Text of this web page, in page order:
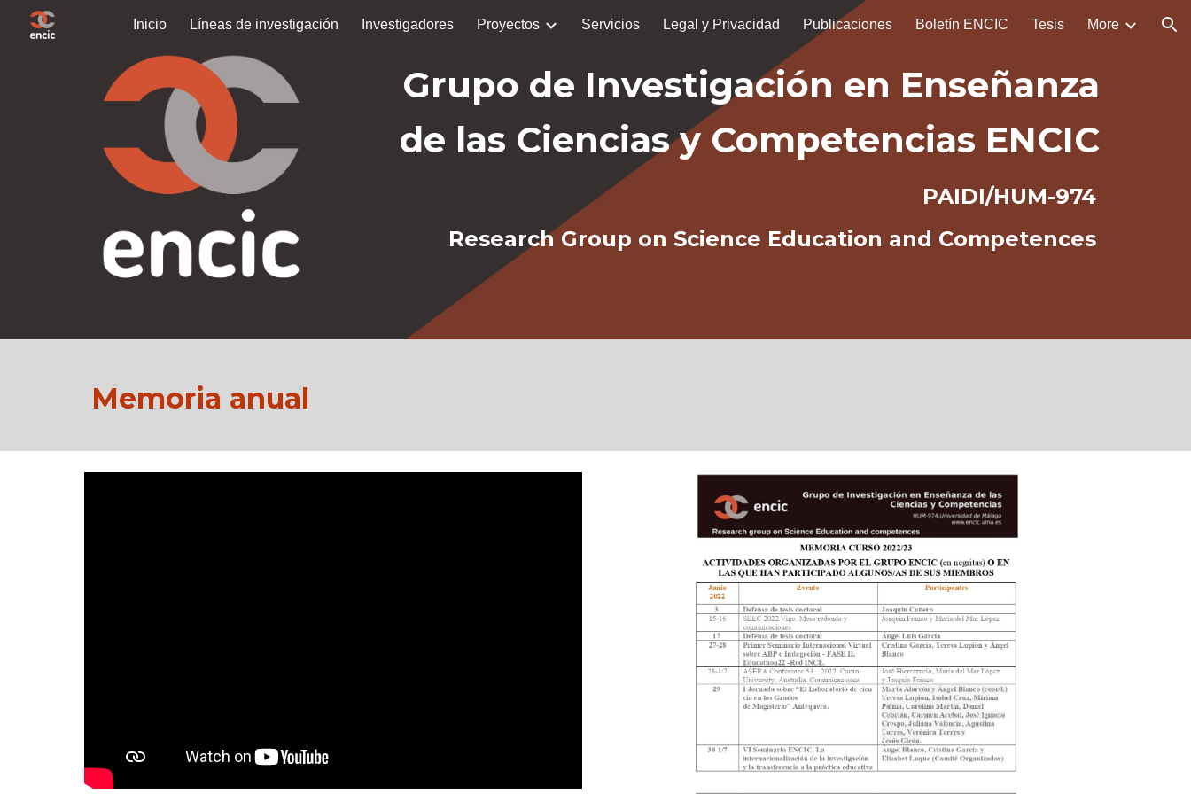
Skip to main content Skip to navigation
Inicio Líneas de investigación Investigadores Proyectos Servicios Legal y Privacidad Publicaciones Boletín ENCIC Tesis More
Grupo de Investigación en Enseñanza
de las Ciencias y Competencias ENCIC
PAIDI/HUM-974
Research Group on Science Education and Competences
Memoria anual